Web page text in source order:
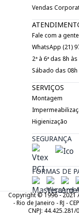
Vendas
Fale com a
WhatsApp (21)
2ª à 6ª das 8h
Sábado das
SERVIÇOS
Montagem
Higienização
SEGURANÇA
FORMAS DE
Copyright © 1996 - 2021
- Rio de Janeiro - RJ -
CNPJ: